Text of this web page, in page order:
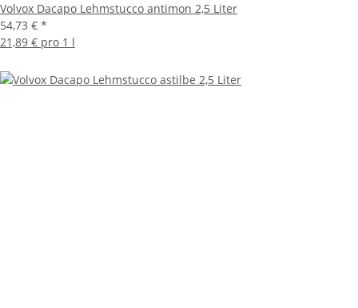
Volvox Dacapo Lehmstucco antimon 2,5 Liter
54,73 € *
21,89 € pro 1 l